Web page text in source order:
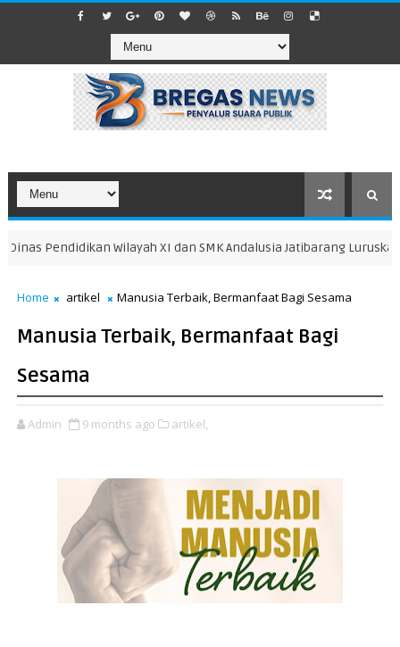
Pendidikan Wilayah XI dan SMK Andalusia Jatibarang Luruskan
Home artikel Manusia Terbaik, Bermanfaat Bagi Sesama
Manusia Terbaik, Bermanfaat Bagi
Sesama
Admin 9 months ago artikel,